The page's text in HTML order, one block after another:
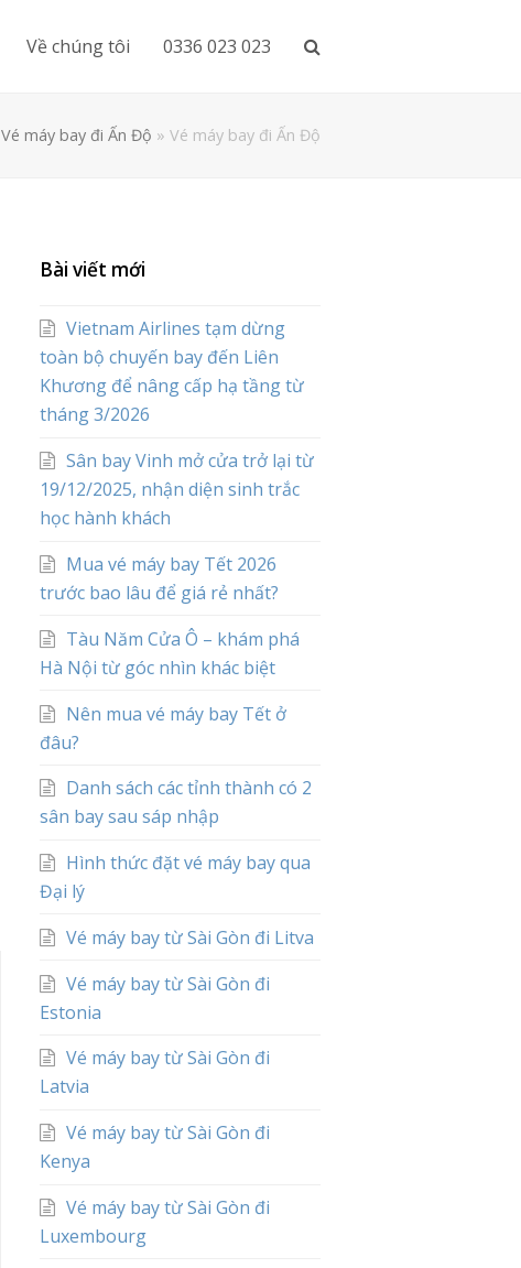
Về chúng tôi 0336 023 023
Vé máy bay đi Ấn Độ » Vé máy bay đi Ấn Độ
Bài viết mới
Vietnam Airlines tạm dừng
toàn bộ chuyến bay đến Liên
Khương để nâng cấp hạ tầng từ
tháng 3/2026
Sân bay Vinh mở cửa trở lại từ
19/12/2025, nhận diện sinh trắc
học hành khách
Mua vé máy bay Tết 2026
trước bao lâu để giá rẻ nhất?
Tàu Năm Cửa Ô – khám phá
Hà Nội từ góc nhìn khác biệt
Nên mua vé máy bay Tết ở
đâu?
Danh sách các tỉnh thành có 2
sân bay sau sáp nhập
Hình thức đặt vé máy bay qua
Đại lý
Vé máy bay từ Sài Gòn đi Litva
Vé máy bay từ Sài Gòn đi
Estonia
Vé máy bay từ Sài Gòn đi
Latvia
Vé máy bay từ Sài Gòn đi
Kenya
Vé máy bay từ Sài Gòn đi
Luxembourg